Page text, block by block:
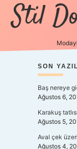
Stil
SON
Baş nereye
Ağustos 6,
Karakuş
Ağustos 5,
Aval çek
Ağustos 4,